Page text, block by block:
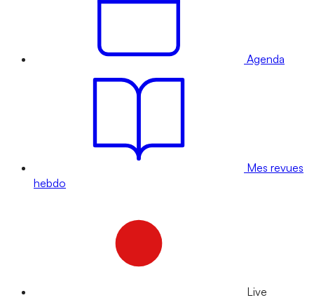
Agenda
Mes revues
hebdo
Live